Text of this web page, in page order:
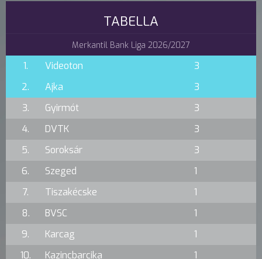
TABELLA
Merkantil Bank Liga 2026/2027
1. Videoton
3
2.
Ajka
3
3.
Gyirmót
3
4.
DVTK
3
5.
Soroksár
3
6.
Szeged
1
7.
Tiszakécske
1
8.
BVSC
1
9.
Karcag
1
10.
Kazincbarcika 1